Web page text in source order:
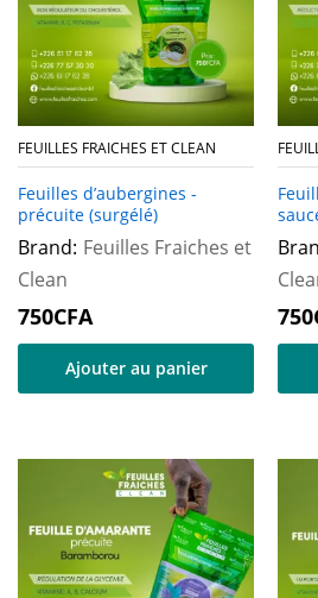
FEUILLES FRAICHES ET CLEAN
Feuilles d’aubergines -
précuite (surgélé)
Brand: Feuilles Fraiches et
Clean
750CFA
Ajouter au panier
750